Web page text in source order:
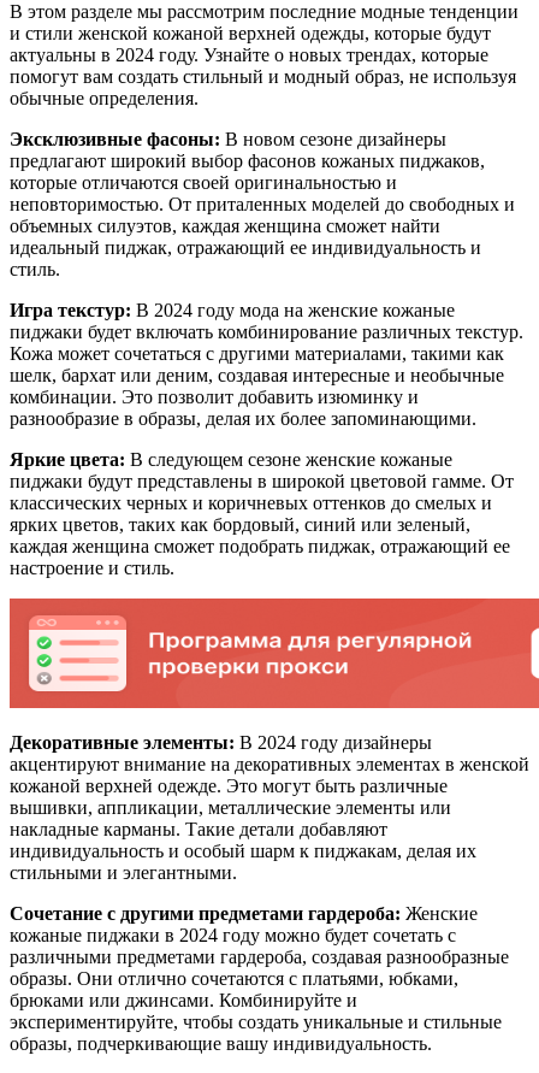
В этом разделе мы рассмотрим последние модные тенденции
и стили женской кожаной верхней одежды, которые будут
актуальны в 2024 году. Узнайте о новых трендах, которые
помогут вам создать стильный и модный образ, не используя
обычные определения.
Эксклюзивные фасоны: В новом сезоне дизайнеры
предлагают широкий выбор фасонов кожаных пиджаков,
которые отличаются своей оригинальностью и
неповторимостью. От приталенных моделей до свободных и
объемных силуэтов, каждая женщина сможет найти
идеальный пиджак, отражающий ее индивидуальность и
стиль.
Игра текстур: В 2024 году мода на женские кожаные
пиджаки будет включать комбинирование различных текстур.
Кожа может сочетаться с другими материалами, такими как
шелк, бархат или деним, создавая интересные и необычные
комбинации. Это позволит добавить изюминку и
разнообразие в образы, делая их более запоминающими.
Яркие цвета: В следующем сезоне женские кожаные
пиджаки будут представлены в широкой цветовой гамме. От
классических черных и коричневых оттенков до смелых и
ярких цветов, таких как бордовый, синий или зеленый,
каждая женщина сможет подобрать пиджак, отражающий ее
настроение и стиль.
Декоративные элементы: В 2024 году дизайнеры
акцентируют внимание на декоративных элементах в женской
кожаной верхней одежде. Это могут быть различные
вышивки, аппликации, металлические элементы или
накладные карманы. Такие детали добавляют
индивидуальность и особый шарм к пиджакам, делая их
стильными и элегантными.
Сочетание с другими предметами гардероба: Женские
кожаные пиджаки в 2024 году можно будет сочетать с
различными предметами гардероба, создавая разнообразные
образы. Они отлично сочетаются с платьями, юбками,
брюками или джинсами. Комбинируйте и
экспериментируйте, чтобы создать уникальные и стильные
образы, подчеркивающие вашу индивидуальность.